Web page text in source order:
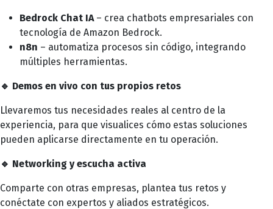
Bedrock Chat IA– crea chatbots empresariales con
tecnología de Amazon Bedrock.
n8n – automatiza procesos sin código, integrando
múltiples herramientas.
🔹 Demos en vivo con tus propios retos
Llevaremos tus necesidades reales al centro de la
experiencia, para que visualices cómo estas soluciones
pueden aplicarse directamente en tu operación.
🔹 Networking y escucha activa
Comparte con otras empresas, plantea tus retos y
conéctate con expertos y aliados estratégicos.